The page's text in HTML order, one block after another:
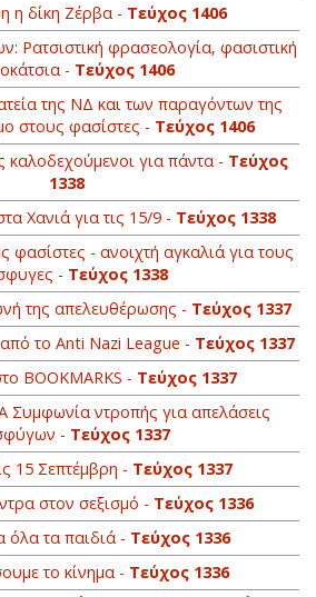
η δίκη Ζέρβα - Τεύχος 1406
Ρατσιστική φρασεολογία, φασιστική
- Τεύχος 1406
της ΝΔ και των παραγόντων της
στους φασίστες - Τεύχος 1406
για πάντα - Τεύχος
1338
Χανιά για τις 15/9 - Τεύχος 1338
φασίστες - ανοιχτή αγκαλιά για τους
- Τεύχος 1338
της απελευθέρωσης - Τεύχος 1337
το Anti Nazi League - Τεύχος 1337
ΒOOKMARKS - Τεύχος 1337
ντροπής για απελάσεις
- Τεύχος 1337
15 Σεπτέμβρη - Τεύχος 1337
στον σεξισμό - Τεύχος 1336
όλα τα παιδιά - Τεύχος 1336
το κίνημα - Τεύχος 1336